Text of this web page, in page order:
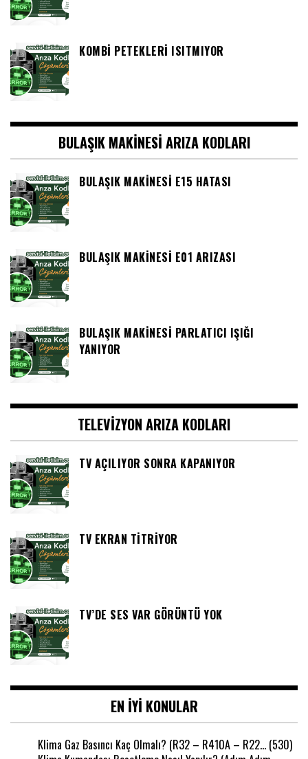
KOMBI PETEKLERI ISITMIYOR
BULAŞIK MAKINESI ARIZA KODLARI
BULAŞIK MAKINESI E15 HATASI
BULAŞIK MAKINESI E01 ARIZASI
BULAŞIK MAKINESI PARLATICI IŞIĞI
YANIYOR
TELEVIZYON ARIZA KODLARI
TV AÇILIYOR SONRA KAPANIYOR
TV EKRAN TITRIYOR
TV’DE SES VAR GÖRÜNTÜ YOK
EN IYI KONULAR
Klima Gaz Basıncı Kaç Olmalı? (R32 – R410A – R22… (530)